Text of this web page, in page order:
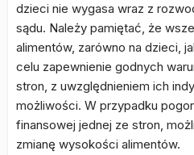
dzieci nie wygasa wraz z
sądu. Należy pamiętać, że
alimentów, zarówno na dzieci,
celu zapewnienie godnych
stron, z uwzględnieniem ich
możliwości. W przypadku
finansowej jednej ze stron,
zmianę wysokości alimentów.